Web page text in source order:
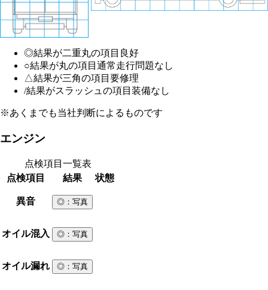
◎結果が二重丸の項目 良好
○結果が丸の項目 通常走行問題なし
△結果が三角の項目 要修理
/結果がスラッシュの項目 装備なし
※あくまでも当社判断によるものです
エンジン
点検項目一覧表
点検項目
結果 状態
異音 ◎ ：写真
オイル混入 ◎ ：写真
オイル漏れ ◎ ：写真